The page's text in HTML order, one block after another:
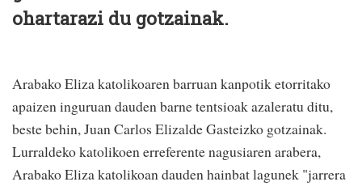
ohartarazi du gotzainak.
Arabako Eliza katolikoaren barruan kanpotik etorritako
apaizen inguruan dauden barne tentsioak azaleratu ditu,
beste behin, Juan Carlos Elizalde Gasteizko gotzainak.
Lurraldeko katolikoen erreferente nagusiaren arabera,
Arabako Eliza katolikoan dauden hainbat lagunek "jarrera